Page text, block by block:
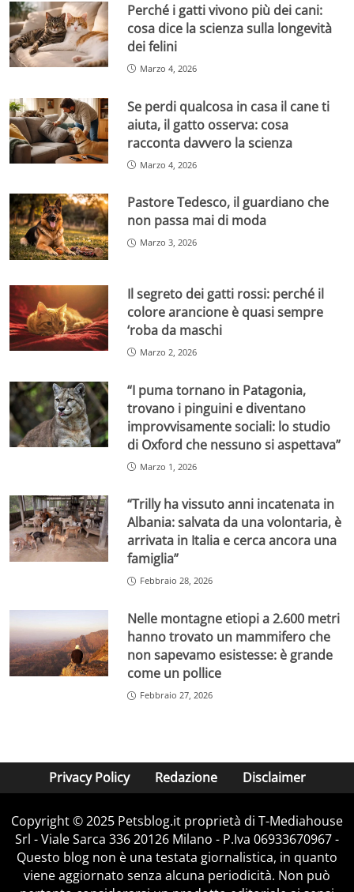
Perché i gatti vivono più dei cani:
cosa dice la scienza sulla longevità
dei felini
Marzo 4, 2026
Se perdi qualcosa in casa il cane ti
aiuta, il gatto osserva: cosa
racconta davvero la scienza
Marzo 4, 2026
Pastore Tedesco, il guardiano che
non passa mai di moda
Marzo 3, 2026
Il segreto dei gatti rossi: perché il
colore arancione è quasi sempre
‘roba da maschi
Marzo 2, 2026
“I puma tornano in Patagonia,
trovano i pinguini e diventano
improvvisamente sociali: lo studio
di Oxford che nessuno si aspettava”
Marzo 1, 2026
“Trilly ha vissuto anni incatenata in
Albania: salvata da una volontaria, è
arrivata in Italia e cerca ancora una
famiglia”
Febbraio 28, 2026
Nelle montagne etiopi a 2.600 metri
hanno trovato un mammifero che
non sapevamo esistesse: è grande
come un pollice
Febbraio 27, 2026
Privacy Policy Redazione Disclaimer
Copyright © 2025 Petsblog.it proprietà di T-Mediahouse
Srl - Viale Sarca 336 20126 Milano - P.Iva 06933670967 -
Questo blog non è una testata giornalistica, in quanto
viene aggiornato senza alcuna periodicità. Non può